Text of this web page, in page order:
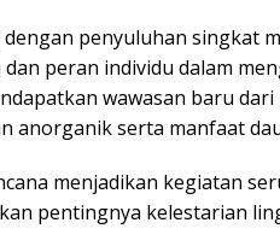
penyuluhan singkat
peran individu dalam
wawasan baru
anorganik serta manfaat
menjadikan kegiatan
pentingnya kelestarian